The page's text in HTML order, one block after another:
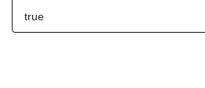
true